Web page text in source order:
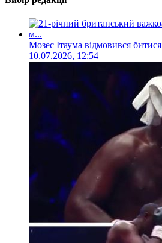
Мозес Ітаума відмовився
10.07.2026, 12:54